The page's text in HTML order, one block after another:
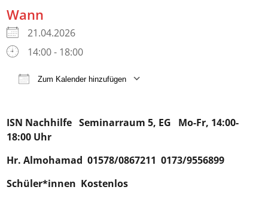
Wann
21.04.2026
14:00 - 18:00
Zum Kalender hinzufügen
ISN Nachhilfe Seminarraum 5, EG Mo-Fr, 14:00-
18:00 Uhr
Hr.Almohamad 01578/0867211 0173/9556899
Schüler*innen Kostenlos